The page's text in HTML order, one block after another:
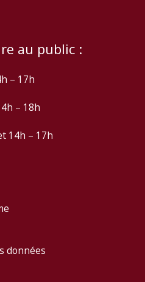
au public :
– 17h
– 18h
14h – 17h
données